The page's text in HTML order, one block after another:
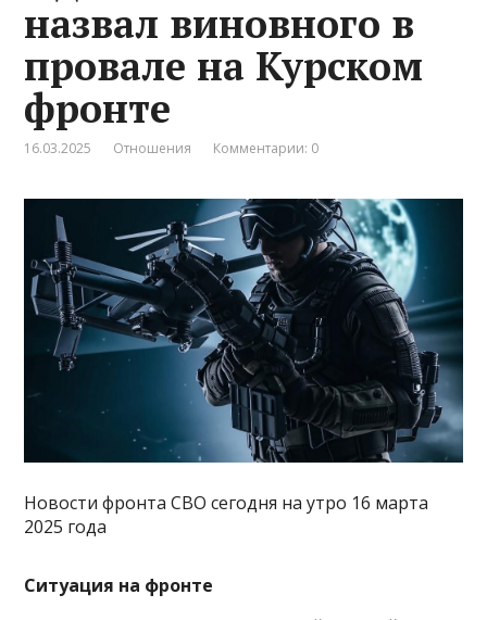
назвал виновного в
провале на Курском
фронте
16.03.2025 Отношения Комментарии: 0
Новости фронта СВО сегодня на утро 16 марта
2025 года
Ситуация на фронте